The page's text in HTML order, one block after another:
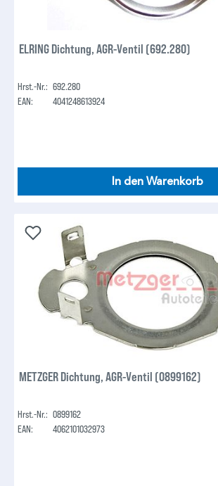
ELRING Dichtung, AGR-Ventil (692.280)
Hrst.-Nr.: 692.280
EAN:
4041248613924
In den Warenkorb
METZGER Dichtung, AGR-Ventil (0899162)
Hrst.-Nr.: 0899162
EAN:
4062101032973